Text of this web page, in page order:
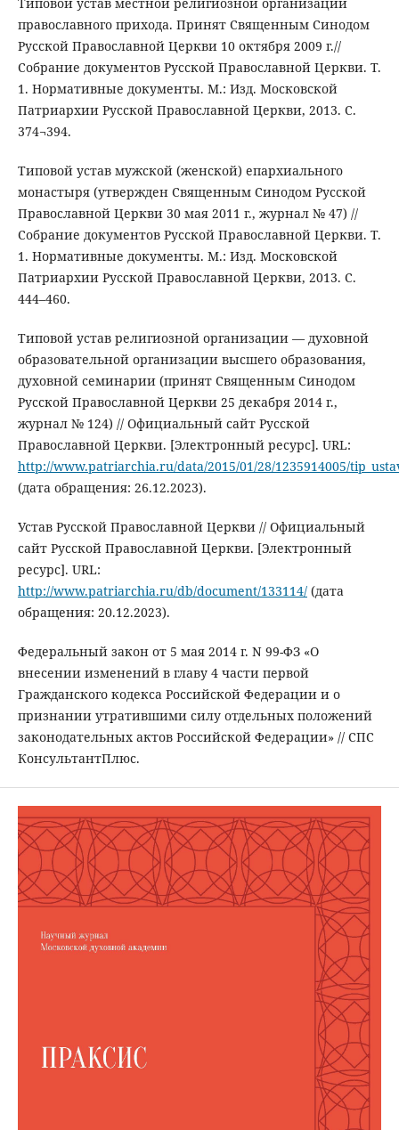
Типовой устав местной религиозной организации
православного прихода. Принят Священным Синодом
Русской Православной Церкви 10 октября 2009 г.//
Собрание документов Русской Православной Церкви. Т.
1. Нормативные документы. М.: Изд. Московской
Патриархии Русской Православной Церкви, 2013. С.
374¬394.
Типовой устав мужской (женской) епархиального
монастыря (утвержден Священным Синодом Русской
Православной Церкви 30 мая 2011 г., журнал № 47) //
Собрание документов Русской Православной Церкви. Т.
1. Нормативные документы. М.: Изд. Московской
Патриархии Русской Православной Церкви, 2013. С.
444–460.
Типовой устав религиозной организации — духовной
образовательной организации высшего образования,
духовной семинарии (принят Священным Синодом
Русской Православной Церкви 25 декабря 2014 г.,
журнал № 124) // Официальный сайт Русской
Православной Церкви. [Электронный ресурс]. URL:
http://www.patriarchia.ru/data/2015/01/28/1235914005/
(дата обращения: 26.12.2023).
Устав Русской Православной Церкви // Официальный
сайт Русской Православной Церкви. [Электронный
ресурс]. URL:
http://www.patriarchia.ru/db/document/133114/(дата
обращения: 20.12.2023).
Федеральный закон от 5 мая 2014 г. N 99-ФЗ «О
внесении изменений в главу 4 части первой
Гражданского кодекса Российской Федерации и о
признании утратившими силу отдельных положений
законодательных актов Российской Федерации» // СПС
КонсультантПлюс.